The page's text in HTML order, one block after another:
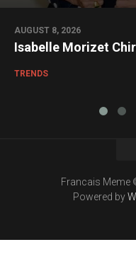
AUGUST 8, 2026
Isabelle Morizet
TRENDS
Francais Meme
Powered by